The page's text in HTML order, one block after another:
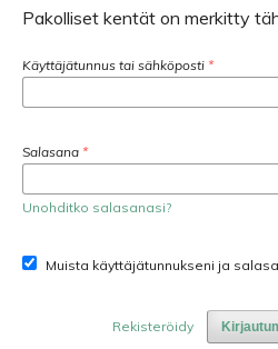
Pakolliset kentät on merkitty
Käyttäjätunnus tai sähköposti *
Salasana *
Unohditko salasanasi?
Muista käyttäjätunnukseni ja
Rekisteröidy